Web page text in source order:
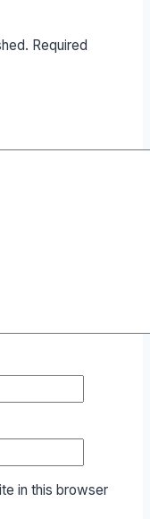
Required
in this browser